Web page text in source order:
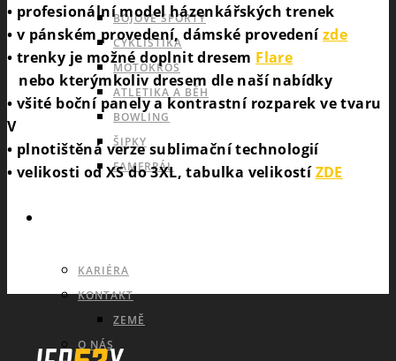
BOJOVÉ SPORTY
CYKLISTIKA
MOTOKROS
ATLETIKA A BĚH
BOWLING
ŠIPKY
FAMFRPÁL
KARIÉRA
KONTAKT
ZEMĚ
O NÁS
• profesionální model házenkářských trenek
• v pánském provedení, dámské provedenízde
• trenky je možné doplnit dresem Flare
nebo kterýmkoliv dresem dle naší nabídky
• všité boční panely a kontrastní rozparek ve tvaru
V
• plnotištěná verze sublimační technologií
• velikosti od XS do 3XL, tabulka velikostíZDE